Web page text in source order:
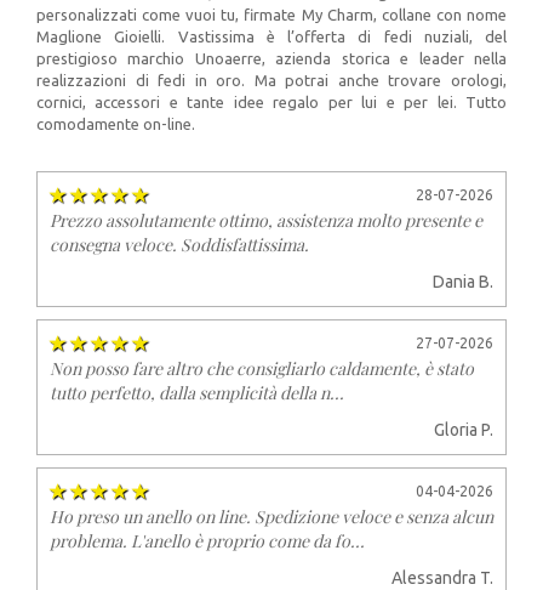
personalizzati come vuoi tu, firmate My Charm, collane con nome
Maglione Gioielli. Vastissima è l’offerta di fedi nuziali, del
prestigioso marchio Unoaerre, azienda storica e leader nella
realizzazioni di fedi in oro. Ma potrai anche trovare orologi,
cornici, accessori e tante idee regalo per lui e per lei. Tutto
comodamente on-line.
28-07-2026
Prezzo assolutamente ottimo, assistenza molto presente e
consegna veloce. Soddisfattissima.
Dania B.
27-07-2026
Non posso fare altro che consigliarlo caldamente, è stato
tutto perfetto, dalla semplicità della n...
Gloria P.
04-04-2026
Ho preso un anello on line. Spedizione veloce e senza alcun
problema. L'anello è proprio come da fo...
Alessandra T.